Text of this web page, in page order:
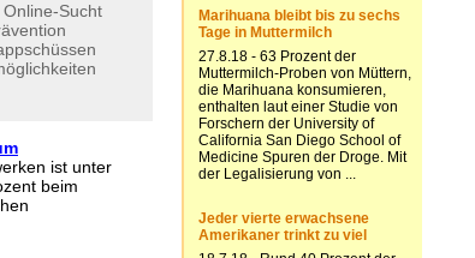
Online-Sucht
ist unter
beim